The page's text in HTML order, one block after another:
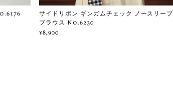
サイドリボン ギンガムチェック ノースリーブ
ブラウス No.6230
¥8,900